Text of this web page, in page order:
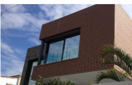
Image
view